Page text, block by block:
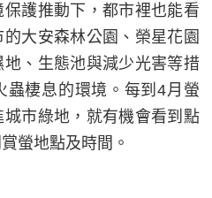
護推動下，都市裡也能看
大安森林公園、榮星花園
、生態池與減少光害等措
蟲棲息的環境。每到4月螢
市綠地，就有機會看到點
螢地點及時間。